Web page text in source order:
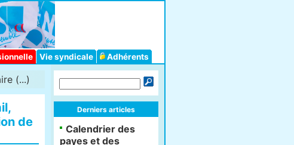
Vie syndicale Adhérents
(...)
de
Derniers articles
Calendrier des
payes et des